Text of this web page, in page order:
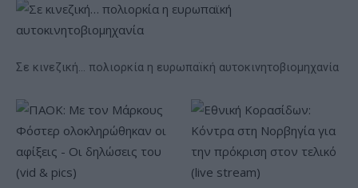
Σε κινεζική… πολιορκία η ευρωπαϊκή αυτοκινητοβιομηχανία